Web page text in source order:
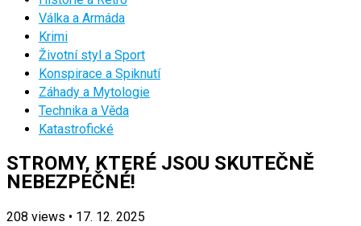
Válka a Armáda
Krimi
Životní styl a Sport
Konspirace a Spiknutí
Záhady a Mytologie
Technika a Věda
Katastrofické
STROMY, KTERÉ JSOU SKUTEČNĚ
NEBEZPEČNÉ!
208 views • 17. 12. 2025